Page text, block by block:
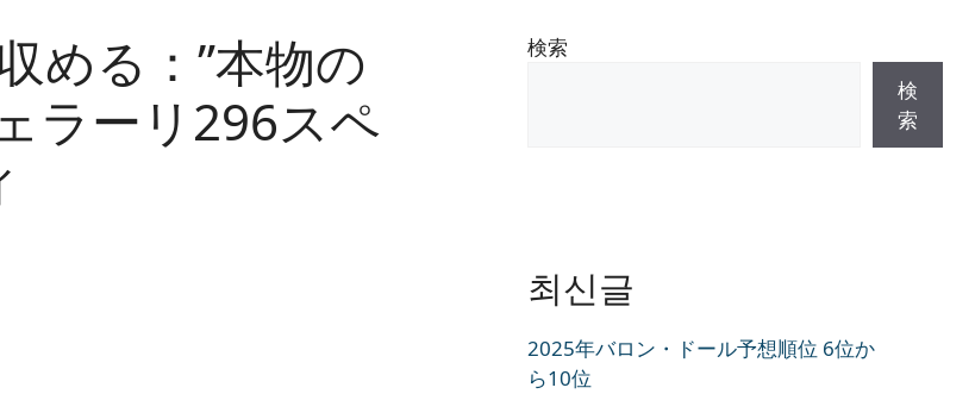
める：”本物の
ラーリ296スペ
検索
検
索
최신글
2025年バロン・ドール予想順位 6位か
ら10位